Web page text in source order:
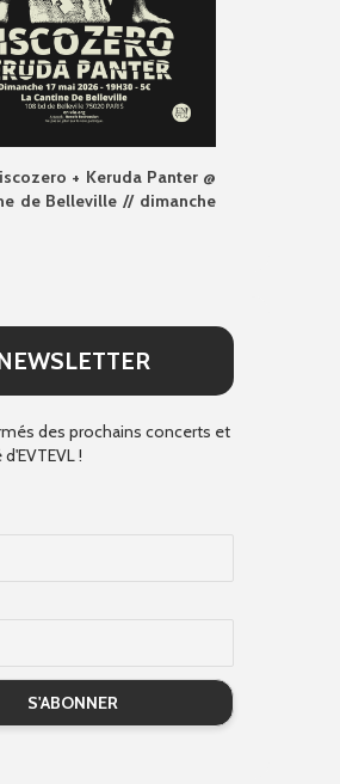
+ Keruda Panter @
de Belleville // dimanche
des prochains concerts et
!